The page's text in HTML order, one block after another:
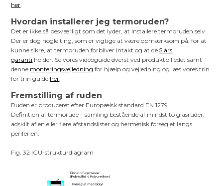
her.
Hvordan installerer jeg termoruden?
Det er ikke så besværligt som det lyder, at installere termoruden selv.
Der er dog nogle ting, som er vigtige at være opmærksom på, for at
kunne sikre, at termoruden forbliver intakt og at de5 års
garanti holder. Se vores videoguide øverst ved produktbilledet samt
denne monteringsvejledning for hjælp og vejledning og læs vores trin
for trin guide her.
Fremstilling af ruden
Ruden er produceret efter Europæisk standard EN 1279.
Definition af termorude – samling bestående af mindst to glasruder,
adskilt af en eller flere afstandslister og hermetisk forseglet langs
periferien.
Fig. 32 IGU-strukturdiagram